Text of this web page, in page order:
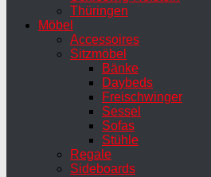
Thüringen
Möbel
Accessoires
Sitzmöbel
Bänke
Daybeds
Freischwinger
Sessel
Sofas
Stühle
Regale
Sideboards